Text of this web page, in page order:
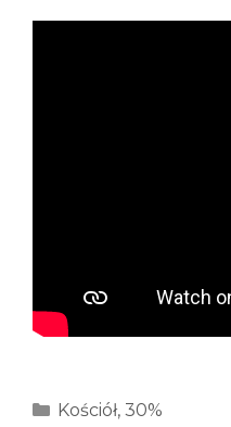
Kategorie
Kościół, 30%